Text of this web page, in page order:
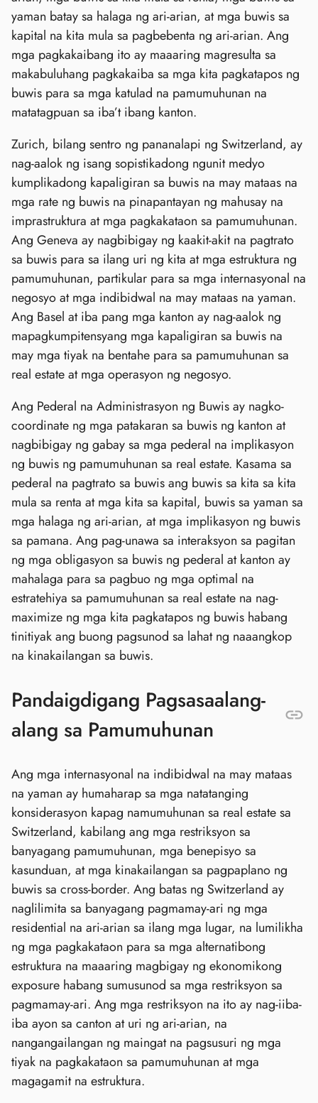
yaman batay sa halaga ng ari-arian, at mga buwis sa
kapital na kita mula sa pagbebenta ng ari-arian. Ang
mga pagkakaibang ito ay maaaring magresulta sa
makabuluhang pagkakaiba sa mga kita pagkatapos ng
buwis para sa mga katulad na pamumuhunan na
matatagpuan sa iba’t ibang kanton.
Zurich, bilang sentro ng pananalapi ng Switzerland, ay
nag-aalok ng isang sopistikadong ngunit medyo
kumplikadong kapaligiran sa buwis na may mataas na
mga rate ng buwis na pinapantayan ng mahusay na
imprastruktura at mga pagkakataon sa pamumuhunan.
Ang Geneva ay nagbibigay ng kaakit-akit na pagtrato
sa buwis para sa ilang uri ng kita at mga estruktura ng
pamumuhunan, partikular para sa mga internasyonal na
negosyo at mga indibidwal na may mataas na yaman.
Ang Basel at iba pang mga kanton ay nag-aalok ng
mapagkumpitensyang mga kapaligiran sa buwis na
may mga tiyak na bentahe para sa pamumuhunan sa
real estate at mga operasyon ng negosyo.
Ang Pederal na Administrasyon ng Buwis ay nagko-
coordinate ng mga patakaran sa buwis ng kanton at
nagbibigay ng gabay sa mga pederal na implikasyon
ng buwis ng pamumuhunan sa real estate. Kasama sa
pederal na pagtrato sa buwis ang buwis sa kita sa kita
mula sa renta at mga kita sa kapital, buwis sa yaman sa
mga halaga ng ari-arian, at mga implikasyon ng buwis
sa pamana. Ang pag-unawa sa interaksyon sa pagitan
ng mga obligasyon sa buwis ng pederal at kanton ay
mahalaga para sa pagbuo ng mga optimal na
estratehiya sa pamumuhunan sa real estate na nag-
maximize ng mga kita pagkatapos ng buwis habang
tinitiyak ang buong pagsunod sa lahat ng naaangkop
na kinakailangan sa buwis.
Pandaigdigang Pagsasaalang-
alang sa Pamumuhunan
Ang mga internasyonal na indibidwal na may mataas
na yaman ay humaharap sa mga natatanging
konsiderasyon kapag namumuhunan sa real estate sa
Switzerland, kabilang ang mga restriksyon sa
banyagang pamumuhunan, mga benepisyo sa
kasunduan, at mga kinakailangan sa pagpaplano ng
buwis sa cross-border. Ang batas ng Switzerland ay
naglilimita sa banyagang pagmamay-ari ng mga
residential na ari-arian sa ilang mga lugar, na lumilikha
ng mga pagkakataon para sa mga alternatibong
estruktura na maaaring magbigay ng ekonomikong
exposure habang sumusunod sa mga restriksyon sa
pagmamay-ari. Ang mga restriksyon na ito ay nag-iiba-
iba ayon sa canton at uri ng ari-arian, na
nangangailangan ng maingat na pagsusuri ng mga
tiyak na pagkakataon sa pamumuhunan at mga
magagamit na estruktura.